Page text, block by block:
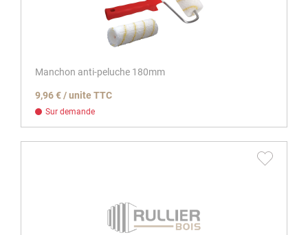
Manchon anti-peluche 180mm
9,96 € / unite TTC
Sur demande